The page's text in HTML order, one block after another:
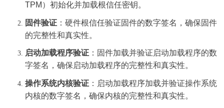
TPM ）初始化并加载根信任密钥。
固件验证 ：硬件根信任验证固件的数字签名，确保固件
的完整性和真实性。
启动加载程序验证 ：固件加载并验证启动加载程序的数
字签名，确保启动加载程序的完整性和真实性。
操作系统内核验证 ：启动加载程序加载并验证操作系统
内核的数字签名，确保内核的完整性和真实性。